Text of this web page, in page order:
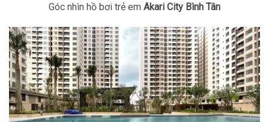
Góc nhìn hồ bơi trẻ em Akari City Bình Tân